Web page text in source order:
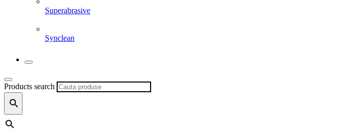
Superabrasive
Synclean
Products search